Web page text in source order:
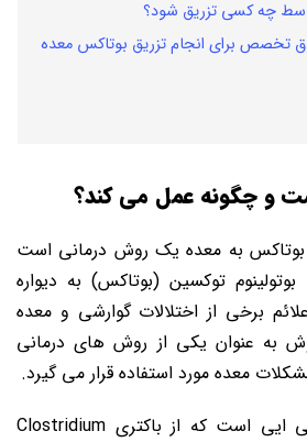
چه کسی تزریق شود؟
تخصص برای انجام تزریق بوتاکس معده
و چگونه عمل می کند؟
بوتاکس به معده یک روش درمانی است
بوتولینوم توکسین (بوتاکس) به دیواره
برخی از اختلالات گوارشی و معده
به عنوان یکی از روش ‌های درمانی
معده مورد استفاده قرار می ‌گیرد.
بوتاکس یک ماده شیمی ایی است که از باکتری Clostridium